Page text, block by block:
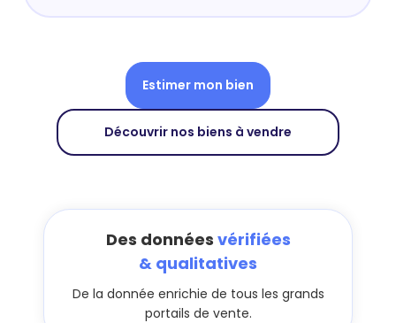
Estimer mon bien
Découvrir nos biens à vendre
Des données vérifiées
& qualitatives
De la donnée enrichie de tous les grands
portails de vente.